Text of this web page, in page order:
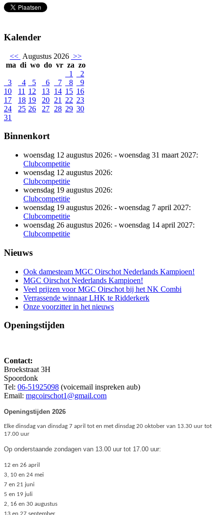
Kalender
<< Augustus 2026 >>
ma di wo do vr za zo
1
2
3
4 5 6 7 8
9
10
11 12 13 14 15 16
17
18 19 20 21 22 23
24
25 26 27 28 29 30
31
Binnenkort
woensdag 12 augustus 2026: - woensdag 31 maart 2027:
Clubcompetitie
woensdag 12 augustus 2026:
Clubcompetitie
woensdag 19 augustus 2026:
Clubcompetitie
woensdag 19 augustus 2026: - woensdag 7 april 2027:
Clubcompetitie
woensdag 26 augustus 2026: - woensdag 14 april 2027:
Clubcompetitie
Nieuws
Ook damesteam MGC Oirschot Nederlands Kampioen!
MGC Oirschot Nederlands Kampioen!
Veel prijzen voor MGC Oirschot bij het NK Combi
Verrassende winnaar LHK te Ridderkerk
Onze voorzitter in het nieuws
Openingstijden
Contact:
Broekstraat 3H
Spoordonk
Tel: 06-51925098 (voicemail inspreken aub)
Email: mgcoirschot1@gmail.com
Openingstijden 2026
Elke dinsdag van dinsdag 7 april tot en met dinsdag 20 oktober van 13.30 uur tot
17.00 uur
Op onderstaande zondagen van 13.00 uur tot 17.00 uur:
12 en 26 april
3, 10 en 24 mei
7 en 21 juni
5 en 19 juli
2, 16 en 30 augustus